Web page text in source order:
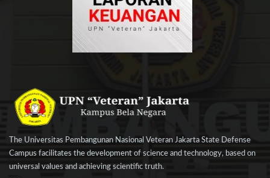
The Universitas Pembangunan Nasional Veteran Jakarta State Defense
Campus facilitates the development of science and technology, based on
universal values and achieving scientific truth.